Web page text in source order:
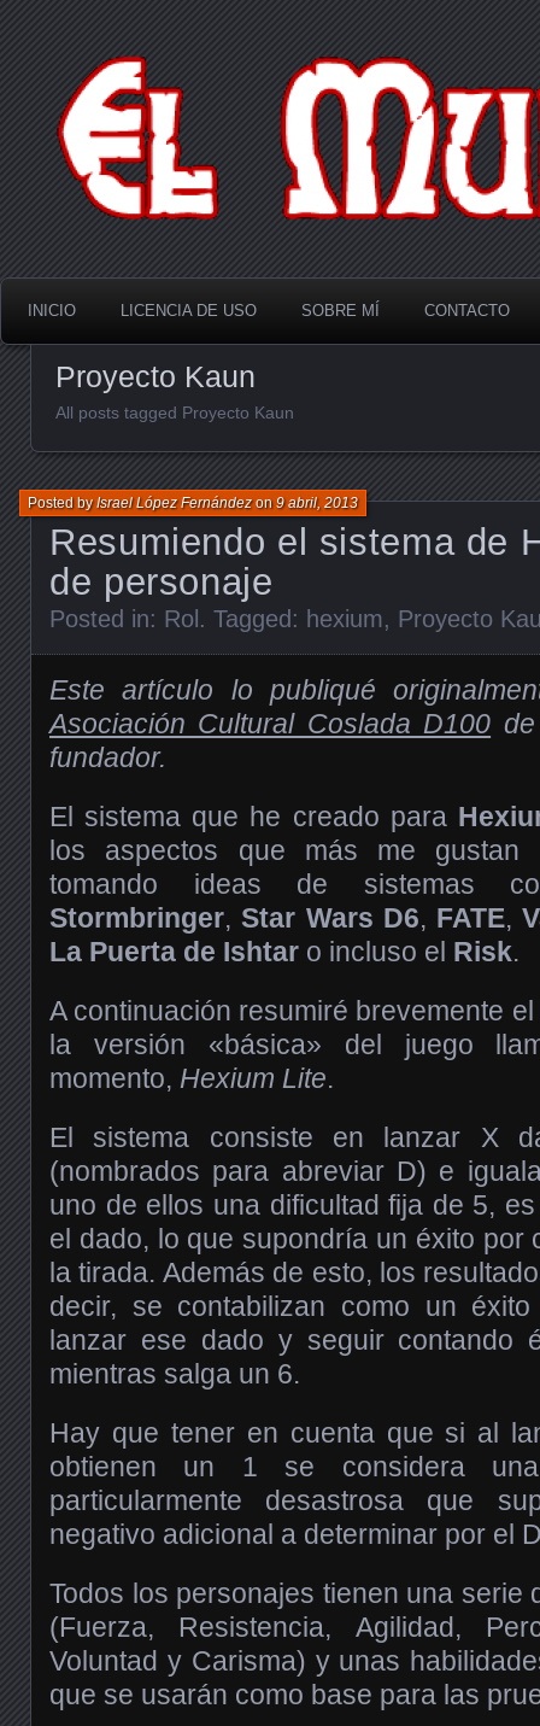
El Multiverso
INICIO LICENCIA DE USO SOBRE MÍ CONTACTO
Proyecto Kaun
All posts tagged Proyecto Kaun
Resumiendo el sistema de
de personaje
Posted byIsrael López Fernándezon9 abril, 2013
Posted in: Rol. Tagged: hexium, Proyecto
Este artículo lo publiqué
Asociación Cultural Coslada D100
fundador.
El sistema que he creado para
los aspectos que más me gustan
tomando ideas de sistemas
Stormbringer, Star Wars D6, FATE,
La Puerta de Ishtar o incluso el Risk.
A continuación resumiré brevemente
la versión «básica» del juego
momento, Hexium Lite.
El sistema consiste en lanzar X
(nombrados para abreviar D) e
uno de ellos una dificultad fija de 5,
el dado, lo que supondría un éxito por
la tirada. Además de esto, los
decir, se contabilizan como un
lanzar ese dado y seguir contando
mientras salga un 6.
Hay que tener en cuenta que si al
obtienen un 1 se considera
particularmente desastrosa que
negativo adicional a determinar por el
Todos los personajes tienen una serie
(Fuerza, Resistencia, Agilidad,
Voluntad y Carisma) y unas
que se usarán como base para las